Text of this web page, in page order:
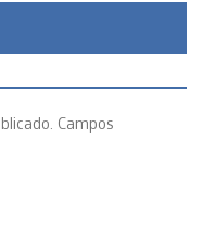
Campos